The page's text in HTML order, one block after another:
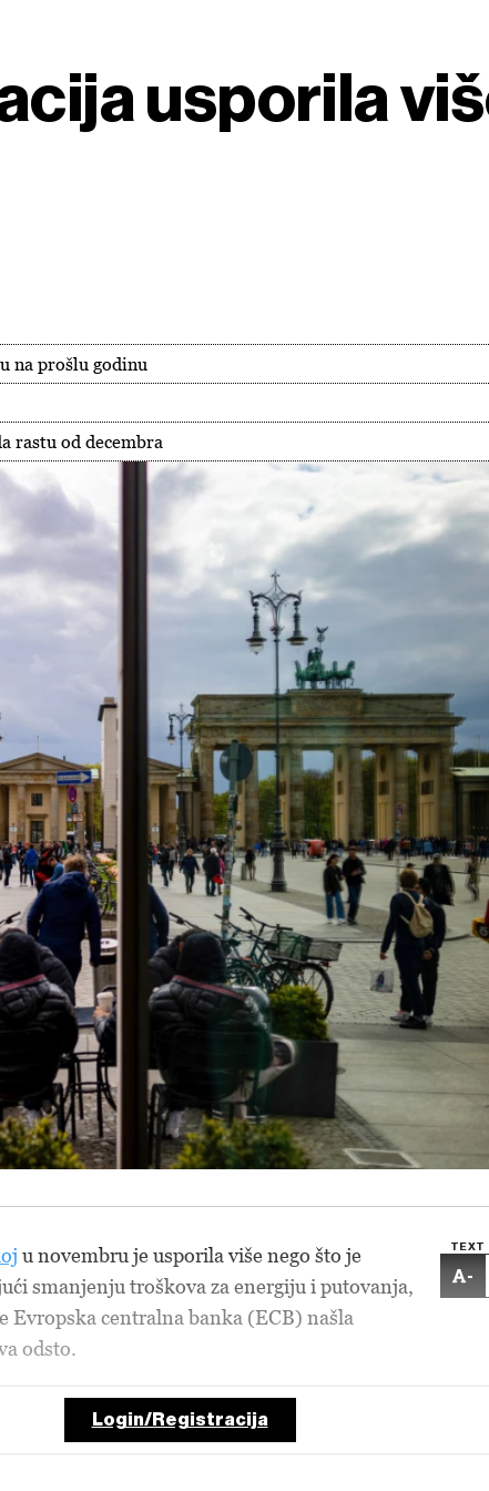
usporila
na prošlu godinu
rastu od decembra
TEXT
-
u novembru je usporila više nego što je
smanjenju troškova za energiju i putovanja,
Evropska centralna banka (ECB) našla
odsto.
Login/Registracija